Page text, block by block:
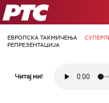
РТС
ЕВРОПСКА ТАКМИЧЕЊА
РЕПРЕЗЕНТАЦИЈА
Читај ми!